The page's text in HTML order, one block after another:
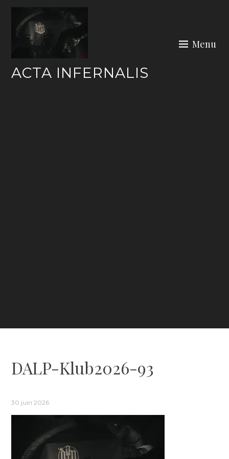
Skip
content
ACTA INFERNALIS
Menu
DALP-Klub2026-93
30 juin 2026